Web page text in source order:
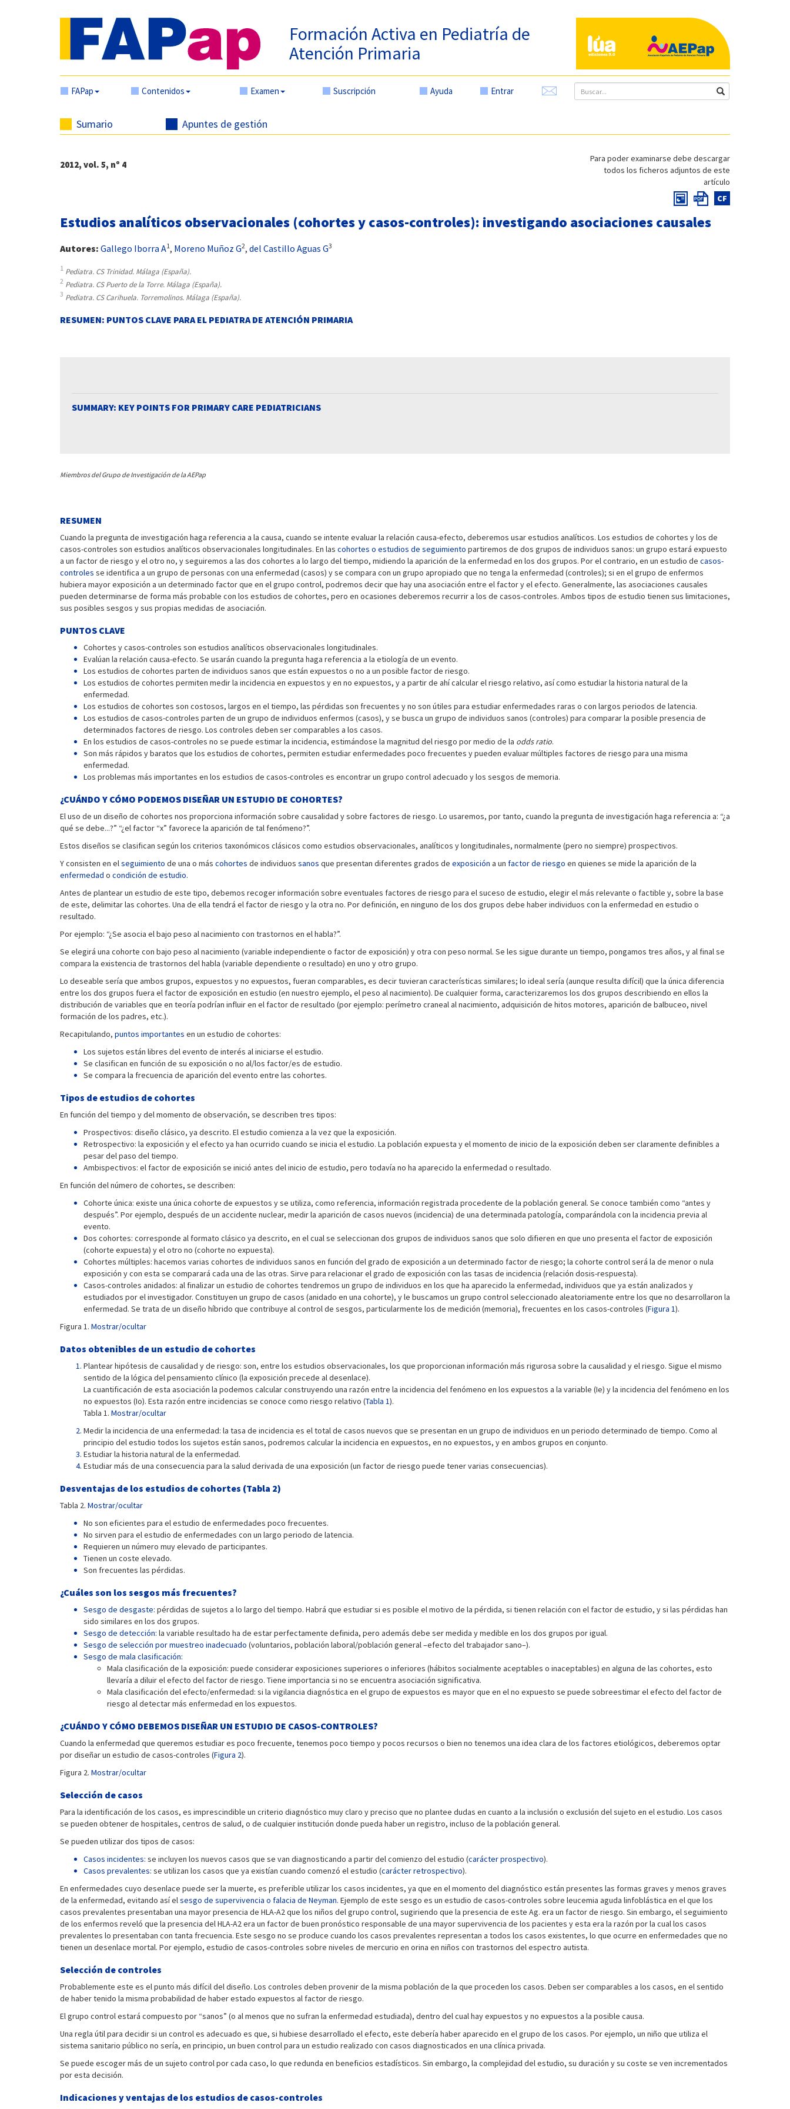
Formación Activa en Pediatría de
Atención Primaria
FAPap Contenidos Examen Suscripción Ayuda Entrar
Sumario Apuntes de gestión
Para poder examinarse debe descargar
todos los ficheros adjuntos de este
artículo
CF
2012, vol. 5, nº 4
Estudios analíticos observacionales (cohortes y casos-controles): investigando asociaciones causales
Autores: Gallego Iborra A1, Moreno Muñoz G2, del Castillo Aguas G3
1 Pediatra. CS Trinidad. Málaga (España).
2 Pediatra. CS Puerto de la Torre. Málaga (España).
3 Pediatra. CS Carihuela. Torremolinos. Málaga (España).
RESUMEN: PUNTOS CLAVE PARA EL PEDIATRA DE ATENCIÓN PRIMARIA
SUMMARY: KEY POINTS FOR PRIMARY CARE PEDIATRICIANS
Miembros del Grupo de Investigación de la AEPap
RESUMEN
Cuando la pregunta de investigación haga referencia a la causa, cuando se intente evaluar la relación causa-efecto, deberemos usar estudios analíticos. Los estudios de cohortes y los de
casos-controles son estudios analíticos observacionales longitudinales. En las cohortes o estudios de seguimiento partiremos de dos grupos de individuos sanos: un grupo estará expuesto
a un factor de riesgo y el otro no, y seguiremos a las dos cohortes a lo largo del tiempo, midiendo la aparición de la enfermedad en los dos grupos. Por el contrario, en un estudio de casos-
controles se identifica a un grupo de personas con una enfermedad (casos) y se compara con un grupo apropiado que no tenga la enfermedad (controles); si en el grupo de enfermos
hubiera mayor exposición a un determinado factor que en el grupo control, podremos decir que hay una asociación entre el factor y el efecto. Generalmente, las asociaciones causales
pueden determinarse de forma más probable con los estudios de cohortes, pero en ocasiones deberemos recurrir a los de casos-controles. Ambos tipos de estudio tienen sus limitaciones,
sus posibles sesgos y sus propias medidas de asociación.
PUNTOS CLAVE
Cohortes y casos-controles son estudios analíticos observacionales longitudinales.
Evalúan la relación causa-efecto. Se usarán cuando la pregunta haga referencia a la etiología de un evento.
Los estudios de cohortes parten de individuos sanos que están expuestos o no a un posible factor de riesgo.
Los estudios de cohortes permiten medir la incidencia en expuestos y en no expuestos, y a partir de ahí calcular el riesgo relativo, así como estudiar la historia natural de la
enfermedad.
Los estudios de cohortes son costosos, largos en el tiempo, las pérdidas son frecuentes y no son útiles para estudiar enfermedades raras o con largos periodos de latencia.
Los estudios de casos-controles parten de un grupo de individuos enfermos (casos), y se busca un grupo de individuos sanos (controles) para comparar la posible presencia de
determinados factores de riesgo. Los controles deben ser comparables a los casos.
En los estudios de casos-controles no se puede estimar la incidencia, estimándose la magnitud del riesgo por medio de la odds ratio.
Son más rápidos y baratos que los estudios de cohortes, permiten estudiar enfermedades poco frecuentes y pueden evaluar múltiples factores de riesgo para una misma
enfermedad.
Los problemas más importantes en los estudios de casos-controles es encontrar un grupo control adecuado y los sesgos de memoria.
¿CUÁNDO Y CÓMO PODEMOS DISEÑAR UN ESTUDIO DE COHORTES?
El uso de un diseño de cohortes nos proporciona información sobre causalidad y sobre factores de riesgo. Lo usaremos, por tanto, cuando la pregunta de investigación haga referencia a: “¿a
qué se debe...?” “¿el factor “x” favorece la aparición de tal fenómeno?”.
Estos diseños se clasifican según los criterios taxonómicos clásicos como estudios observacionales, analíticos y longitudinales, normalmente (pero no siempre) prospectivos.
Y consisten en elseguimiento de una o más cohortes de individuos sanos que presentan diferentes grados de exposición a un factor de riesgo en quienes se mide la aparición de la
enfermedad o condición de estudio.
Antes de plantear un estudio de este tipo, debemos recoger información sobre eventuales factores de riesgo para el suceso de estudio, elegir el más relevante o factible y, sobre la base
de este, delimitar las cohortes. Una de ella tendrá el factor de riesgo y la otra no. Por definición, en ninguno de los dos grupos debe haber individuos con la enfermedad en estudio o
resultado.
Por ejemplo: “¿Se asocia el bajo peso al nacimiento con trastornos en el habla?”.
Se elegirá una cohorte con bajo peso al nacimiento (variable independiente o factor de exposición) y otra con peso normal. Se les sigue durante un tiempo, pongamos tres años, y al final se
compara la existencia de trastornos del habla (variable dependiente o resultado) en uno y otro grupo.
Lo deseable sería que ambos grupos, expuestos y no expuestos, fueran comparables, es decir tuvieran características similares; lo ideal sería (aunque resulta difícil) que la única diferencia
entre los dos grupos fuera el factor de exposición en estudio (en nuestro ejemplo, el peso al nacimiento). De cualquier forma, caracterizaremos los dos grupos describiendo en ellos la
distribución de variables que en teoría podrían influir en el factor de resultado (por ejemplo: perímetro craneal al nacimiento, adquisición de hitos motores, aparición de balbuceo, nivel
formación de los padres, etc.).
Recapitulando, puntos importantes en un estudio de cohortes:
Los sujetos están libres del evento de interés al iniciarse el estudio.
Se clasifican en función de su exposición o no al/los factor/es de estudio.
Se compara la frecuencia de aparición del evento entre las cohortes.
Tipos de estudios de cohortes
En función del tiempo y del momento de observación, se describen tres tipos:
Prospectivos: diseño clásico, ya descrito. El estudio comienza a la vez que la exposición.
Retrospectivo: la exposición y el efecto ya han ocurrido cuando se inicia el estudio. La población expuesta y el momento de inicio de la exposición deben ser claramente definibles a
pesar del paso del tiempo.
Ambispectivos: el factor de exposición se inició antes del inicio de estudio, pero todavía no ha aparecido la enfermedad o resultado.
En función del número de cohortes, se describen:
Cohorte única: existe una única cohorte de expuestos y se utiliza, como referencia, información registrada procedente de la población general. Se conoce también como “antes y
después”. Por ejemplo, después de un accidente nuclear, medir la aparición de casos nuevos (incidencia) de una determinada patología, comparándola con la incidencia previa al
evento.
Dos cohortes: corresponde al formato clásico ya descrito, en el cual se seleccionan dos grupos de individuos sanos que solo difieren en que uno presenta el factor de exposición
(cohorte expuesta) y el otro no (cohorte no expuesta).
Cohortes múltiples: hacemos varias cohortes de individuos sanos en función del grado de exposición a un determinado factor de riesgo; la cohorte control será la de menor o nula
exposición y con esta se comparará cada una de las otras. Sirve para relacionar el grado de exposición con las tasas de incidencia (relación dosis-respuesta).
Casos-controles anidados: al finalizar un estudio de cohortes tendremos un grupo de individuos en los que ha aparecido la enfermedad, individuos que ya están analizados y
estudiados por el investigador. Constituyen un grupo de casos (anidado en una cohorte), y le buscamos un grupo control seleccionado aleatoriamente entre los que no desarrollaron la
enfermedad. Se trata de un diseño híbrido que contribuye al control de sesgos, particularmente los de medición (memoria), frecuentes en los casos-controles (Figura 1).
Figura 1. Mostrar/ocultar
Datos obtenibles de un estudio de cohortes
Plantear hipótesis de causalidad y de riesgo: son, entre los estudios observacionales, los que proporcionan información más rigurosa sobre la causalidad y el riesgo. Sigue el mismo
sentido de la lógica del pensamiento clínico (la exposición precede al desenlace).
La cuantificación de esta asociación la podemos calcular construyendo una razón entre la incidencia del fenómeno en los expuestos a la variable (Ie) y la incidencia del fenómeno en los
no expuestos (Io). Esta razón entre incidencias se conoce como riesgo relativo (Tabla 1).
Tabla 1. Mostrar/ocultar
Medir la incidencia de una enfermedad: la tasa de incidencia es el total de casos nuevos que se presentan en un grupo de individuos en un periodo determinado de tiempo. Como al
principio del estudio todos los sujetos están sanos, podremos calcular la incidencia en expuestos, en no expuestos, y en ambos grupos en conjunto.
Estudiar la historia natural de la enfermedad.
Estudiar más de una consecuencia para la salud derivada de una exposición (un factor de riesgo puede tener varias consecuencias).
Desventajas de los estudios de cohortes (Tabla 2)
Tabla 2. Mostrar/ocultar
No son eficientes para el estudio de enfermedades poco frecuentes.
No sirven para el estudio de enfermedades con un largo periodo de latencia.
Requieren un número muy elevado de participantes.
Tienen un coste elevado.
Son frecuentes las pérdidas.
¿Cuáles son los sesgos más frecuentes?
Sesgo de desgaste: pérdidas de sujetos a lo largo del tiempo. Habrá que estudiar si es posible el motivo de la pérdida, si tienen relación con el factor de estudio, y si las pérdidas han
sido similares en los dos grupos.
Sesgo de detección: la variable resultado ha de estar perfectamente definida, pero además debe ser medida y medible en los dos grupos por igual.
Sesgo de selección por muestreo inadecuado (voluntarios, población laboral/población general –efecto del trabajador sano–).
Sesgo de mala clasificación:
Mala clasificación de la exposición: puede considerar exposiciones superiores o inferiores (hábitos socialmente aceptables o inaceptables) en alguna de las cohortes, esto
llevaría a diluir el efecto del factor de riesgo. Tiene importancia si no se encuentra asociación significativa.
Mala clasificación del efecto/enfermedad: si la vigilancia diagnóstica en el grupo de expuestos es mayor que en el no expuesto se puede sobreestimar el efecto del factor de
riesgo al detectar más enfermedad en los expuestos.
¿CUÁNDO Y CÓMO DEBEMOS DISEÑAR UN ESTUDIO DE CASOS-CONTROLES?
Cuando la enfermedad que queremos estudiar es poco frecuente, tenemos poco tiempo y pocos recursos o bien no tenemos una idea clara de los factores etiológicos, deberemos optar
por diseñar un estudio de casos-controles (Figura 2).
Figura 2. Mostrar/ocultar
Selección de casos
Para la identificación de los casos, es imprescindible un criterio diagnóstico muy claro y preciso que no plantee dudas en cuanto a la inclusión o exclusión del sujeto en el estudio. Los casos
se pueden obtener de hospitales, centros de salud, o de cualquier institución donde pueda haber un registro, incluso de la población general.
Se pueden utilizar dos tipos de casos:
Casos incidentes: se incluyen los nuevos casos que se van diagnosticando a partir del comienzo del estudio (carácter prospectivo).
Casos prevalentes: se utilizan los casos que ya existían cuando comenzó el estudio (carácter retrospectivo).
En enfermedades cuyo desenlace puede ser la muerte, es preferible utilizar los casos incidentes, ya que en el momento del diagnóstico están presentes las formas graves y menos graves
de la enfermedad, evitando así elsesgo de supervivencia o falacia de Neyman. Ejemplo de este sesgo es un estudio de casos-controles sobre leucemia aguda linfoblástica en el que los
casos prevalentes presentaban una mayor presencia de HLA-A2 que los niños del grupo control, sugiriendo que la presencia de este Ag. era un factor de riesgo. Sin embargo, el seguimiento
de los enfermos reveló que la presencia del HLA-A2 era un factor de buen pronóstico responsable de una mayor supervivencia de los pacientes y esta era la razón por la cual los casos
prevalentes lo presentaban con tanta frecuencia. Este sesgo no se produce cuando los casos prevalentes representan a todos los casos existentes, lo que ocurre en enfermedades que no
tienen un desenlace mortal. Por ejemplo, estudio de casos-controles sobre niveles de mercurio en orina en niños con trastornos del espectro autista.
Selección de controles
Probablemente este es el punto más difícil del diseño. Los controles deben provenir de la misma población de la que proceden los casos. Deben ser comparables a los casos, en el sentido
de haber tenido la misma probabilidad de haber estado expuestos al factor de riesgo.
El grupo control estará compuesto por “sanos” (o al menos que no sufran la enfermedad estudiada), dentro del cual hay expuestos y no expuestos a la posible causa.
Una regla útil para decidir si un control es adecuado es que, si hubiese desarrollado el efecto, este debería haber aparecido en el grupo de los casos. Por ejemplo, un niño que utiliza el
sistema sanitario público no sería, en principio, un buen control para un estudio realizado con casos diagnosticados en una clínica privada.
Se puede escoger más de un sujeto control por cada caso, lo que redunda en beneficios estadísticos. Sin embargo, la complejidad del estudio, su duración y su coste se ven incrementados
por esta decisión.
Indicaciones y ventajas de los estudios de casos-controles